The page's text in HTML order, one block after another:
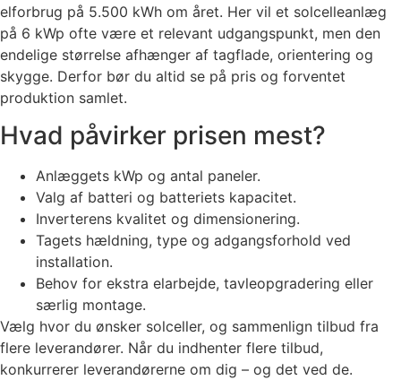
elforbrug på 5.500 kWh om året. Her vil et solcelleanlæg
på 6 kWp ofte være et relevant udgangspunkt, men den
endelige størrelse afhænger af tagflade, orientering og
skygge. Derfor bør du altid se på pris og forventet
produktion samlet.
Hvad påvirker prisen mest?
Anlæggets kWp og antal paneler.
Valg af batteri og batteriets kapacitet.
Inverterens kvalitet og dimensionering.
Tagets hældning, type og adgangsforhold ved
installation.
Behov for ekstra elarbejde, tavleopgradering eller
særlig montage.
Vælg hvor du ønsker solceller, og sammenlign tilbud fra
flere leverandører. Når du indhenter flere tilbud,
konkurrerer leverandørerne om dig – og det ved de.